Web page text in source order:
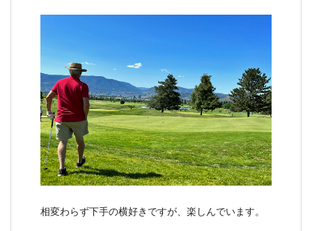
相変わらず下手の横好きですが、楽しんでいます。